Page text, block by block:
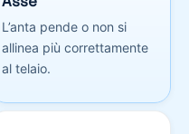
L’anta pende o non si
allinea più correttamente
al telaio.